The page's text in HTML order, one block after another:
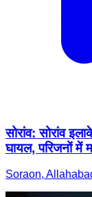
सोरांव: सोरांव
घायल, परिजनों में
Soraon,